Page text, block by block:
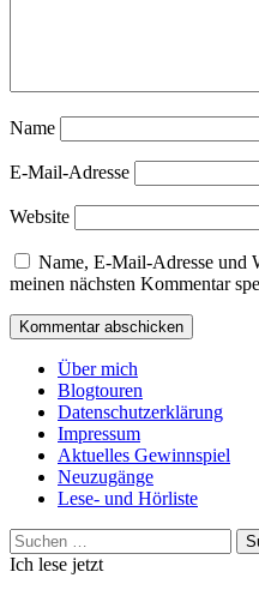
Name
E-Mail-Adresse
Website
Name, E-Mail-Adresse und
meinen nächsten Kommentar
Über mich
Blogtouren
Datenschutzerklärung
Impressum
Aktuelles Gewinnspiel
Neuzugänge
Lese- und Hörliste
Suchen
nach:
Ich lese jetzt